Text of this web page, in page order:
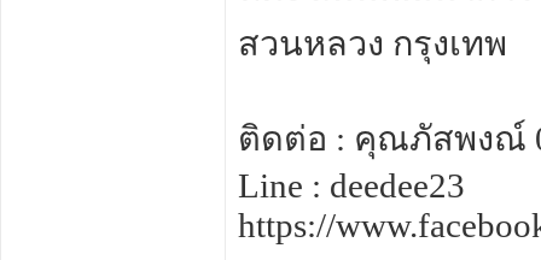
สวนหลวง กรุงเทพ
ติดต่อ : คุณภัสพงณ์
Line : deedee23
https://